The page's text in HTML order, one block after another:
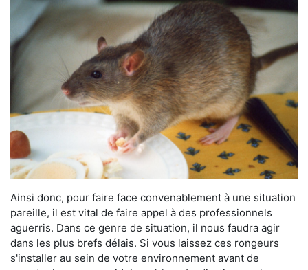
Ainsi donc, pour faire face convenablement à une situation
pareille, il est vital de faire appel à des professionnels
aguerris. Dans ce genre de situation, il nous faudra agir
dans les plus brefs délais. Si vous laissez ces rongeurs
s'installer au sein de votre environnement avant de